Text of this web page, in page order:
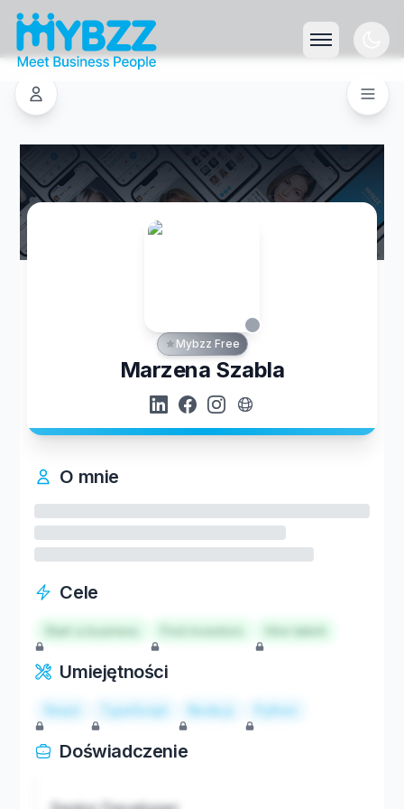
Mybzz Free
Marzena Szabla
O mnie
Cele
Start a business Hire talent
Umiejętności
React TypeScript Node.js Python
Doświadczenie